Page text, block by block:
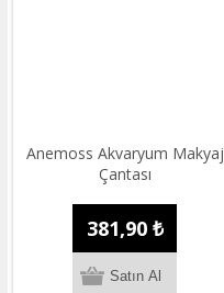
Anemoss Akvaryum Makyaj
Çantası
381,90 ₺